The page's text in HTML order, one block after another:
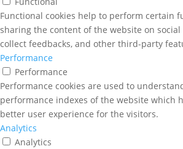
Functional cookies help to perform certain
sharing the content of the website on
collect feedbacks, and other third-party
Performance
Performance
Performance cookies are used to
performance indexes of the website which
better user experience for the visitors.
Analytics
Analytics